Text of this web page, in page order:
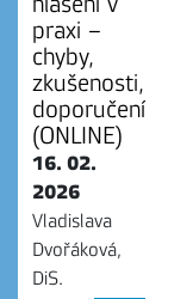
praxi –
chyby,
zkušenosti,
doporučení
(ONLINE)
16. 02.
2026
Vladislava
Dvořáková,
DiS.